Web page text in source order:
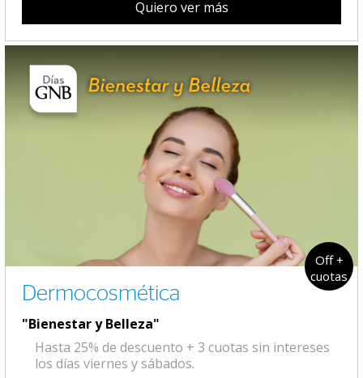
Quiero ver más
Off +
cuotas
Dermocosmética
"Bienestar y Belleza"
Hasta 25% de descuento + 3 cuotas sin intereses
los días viernes y sábados.